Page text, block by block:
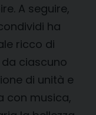
A seguire,
ha
ricco di
ciascuno
di unità e
con musica,